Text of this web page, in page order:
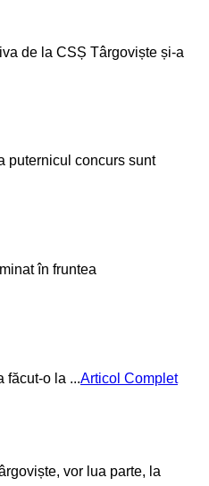
de la CSȘ Târgoviște și-a
puternicul concurs sunt
în fruntea
făcut-o la ...Articol Complet
vor lua parte, la